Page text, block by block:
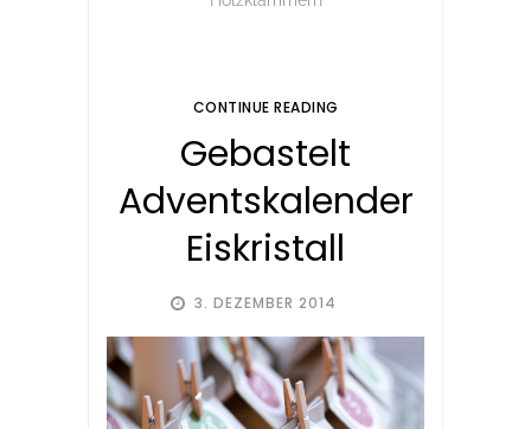
3. DEZEMBER 2014
Gebastelt
Adventskalender
Eiskristall
CONTINUE READING